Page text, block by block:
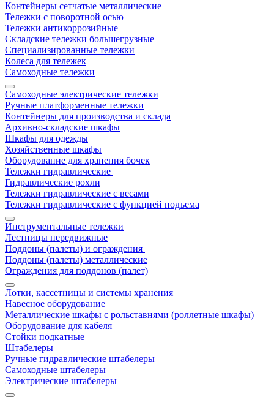
Контейнеры сетчатые металлические
Тележки с поворотной осью
Тележки антикоррозийные
Складские тележки большегрузные
Специализированные тележки
Колеса для тележек
Самоходные тележки
Самоходные электрические тележки
Ручные платформенные тележки
Контейнеры для производства и склада
Архивно-складские шкафы
Шкафы для одежды
Хозяйственные шкафы
Оборудование для хранения бочек
Тележки гидравлические
Гидравлические рохли
Тележки гидравлические с весами
Тележки гидравлические с функцией подъема
Инструментальные тележки
Лестницы передвижные
Поддоны (палеты) и ограждения
Поддоны (палеты) металлические
Ограждения для поддонов (палет)
Лотки, кассетницы и системы хранения
Навесное оборудование
Металлические шкафы с рольставнями (роллетные шкафы)
Оборудование для кабеля
Стойки подкатные
Штабелеры
Ручные гидравлические штабелеры
Самоходные штабелеры
Электрические штабелеры